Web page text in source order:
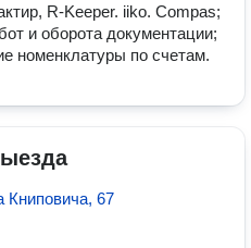
R-Keeper. iiko. Compas;
и оборота документации;
номенклатуры по счетам.
Книповича, 67